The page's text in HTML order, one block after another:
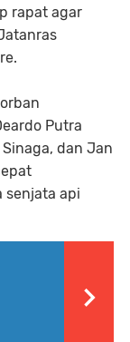
rapat agar
Putra
dan Jan
senjata api